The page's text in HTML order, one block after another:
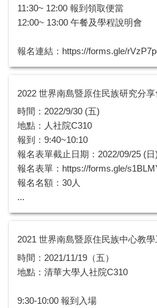
11:30~ 12:00 報到領取便當
12:00~ 13:00 午餐及學程說明會
報名連結：https://forms.gle/
2022 世界南島暨原住民族研究分享
時間：2022/9/30 (五)
地點：人社院C310
報到：9:40~10:10
報名表單截止日期：2022/09/25 (日
報名表單：https://forms.gle/
報名名額：30人
...
2021 世界南島暨原住民族中心教
時間：2021/11/19（五）
地點：清華大學人社院C310
9:30-10:00 報到入場